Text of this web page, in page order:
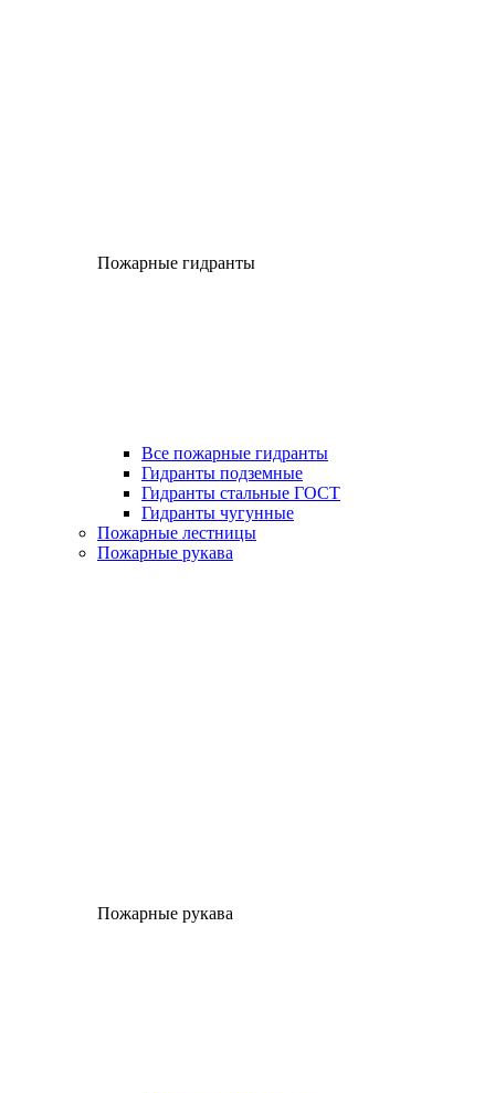
Пожарные гидранты
Все пожарные гидранты
Гидранты подземные
Гидранты стальные ГОСТ
Гидранты чугунные
Пожарные лестницы
Пожарные рукава
Пожарные рукава